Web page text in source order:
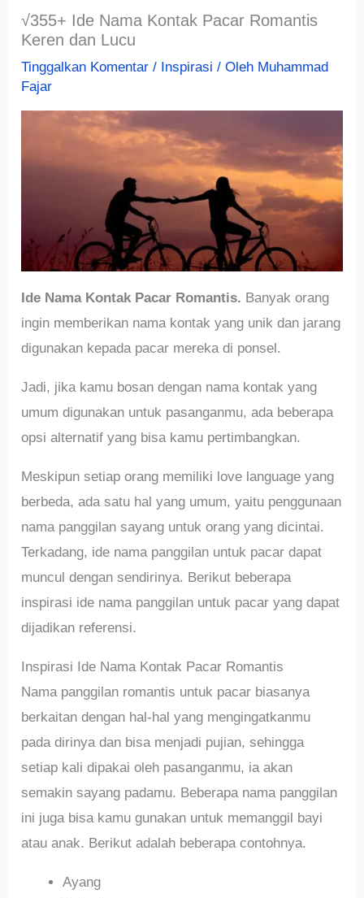
√355+ Ide Nama Kontak Pacar Romantis
Keren dan Lucu
Tinggalkan Komentar / Inspirasi / Oleh Muhammad
Fajar
Ide Nama Kontak Pacar Romantis. Banyak orang
ingin memberikan nama kontak yang unik dan jarang
digunakan kepada pacar mereka di ponsel.
Jadi, jika kamu bosan dengan nama kontak yang
umum digunakan untuk pasanganmu, ada beberapa
opsi alternatif yang bisa kamu pertimbangkan.
Meskipun setiap orang memiliki love language yang
berbeda, ada satu hal yang umum, yaitu penggunaan
nama panggilan sayang untuk orang yang dicintai.
Terkadang, ide nama panggilan untuk pacar dapat
muncul dengan sendirinya. Berikut beberapa
inspirasi ide nama panggilan untuk pacar yang dapat
dijadikan referensi.
Inspirasi Ide Nama Kontak Pacar Romantis
Nama panggilan romantis untuk pacar biasanya
berkaitan dengan hal-hal yang mengingatkanmu
pada dirinya dan bisa menjadi pujian, sehingga
setiap kali dipakai oleh pasanganmu, ia akan
semakin sayang padamu. Beberapa nama panggilan
ini juga bisa kamu gunakan untuk memanggil bayi
atau anak. Berikut adalah beberapa contohnya.
Ayang